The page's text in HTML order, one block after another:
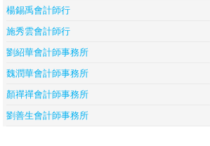
楊錫禹會計師行
施秀雲會計師行
劉紹華會計師事務所
魏潤華會計師事務所
顏禪禪會計師事務所
劉善生會計師事務所